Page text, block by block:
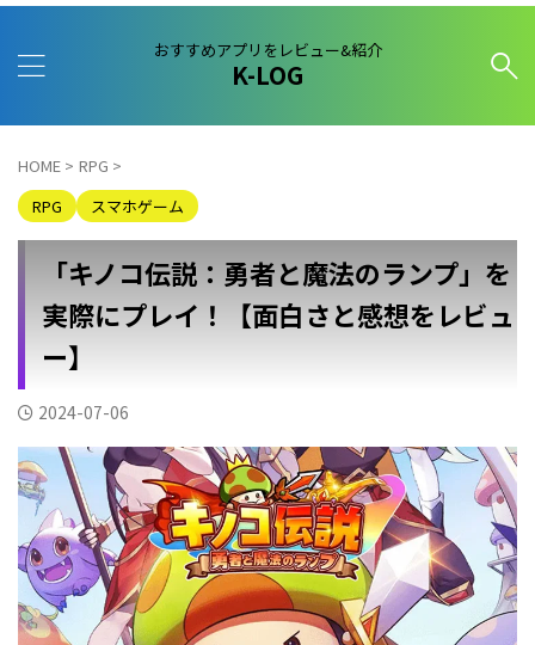
おすすめアプリをレビュー&紹介
K-LOG
HOME > RPG >
RPG
スマホゲーム
「キノコ伝説：勇者と魔法のランプ」を
実際にプレイ！【面白さと感想をレビュ
ー】
2024-07-06